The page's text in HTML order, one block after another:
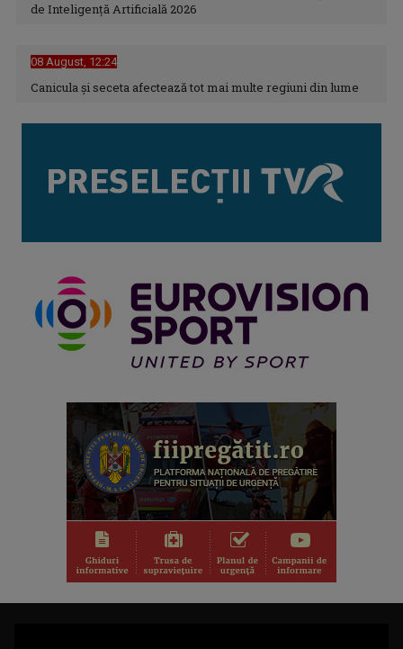
de Inteligență Artificială 2026
08 August, 12:24
Canicula şi seceta afectează tot mai multe regiuni din lume